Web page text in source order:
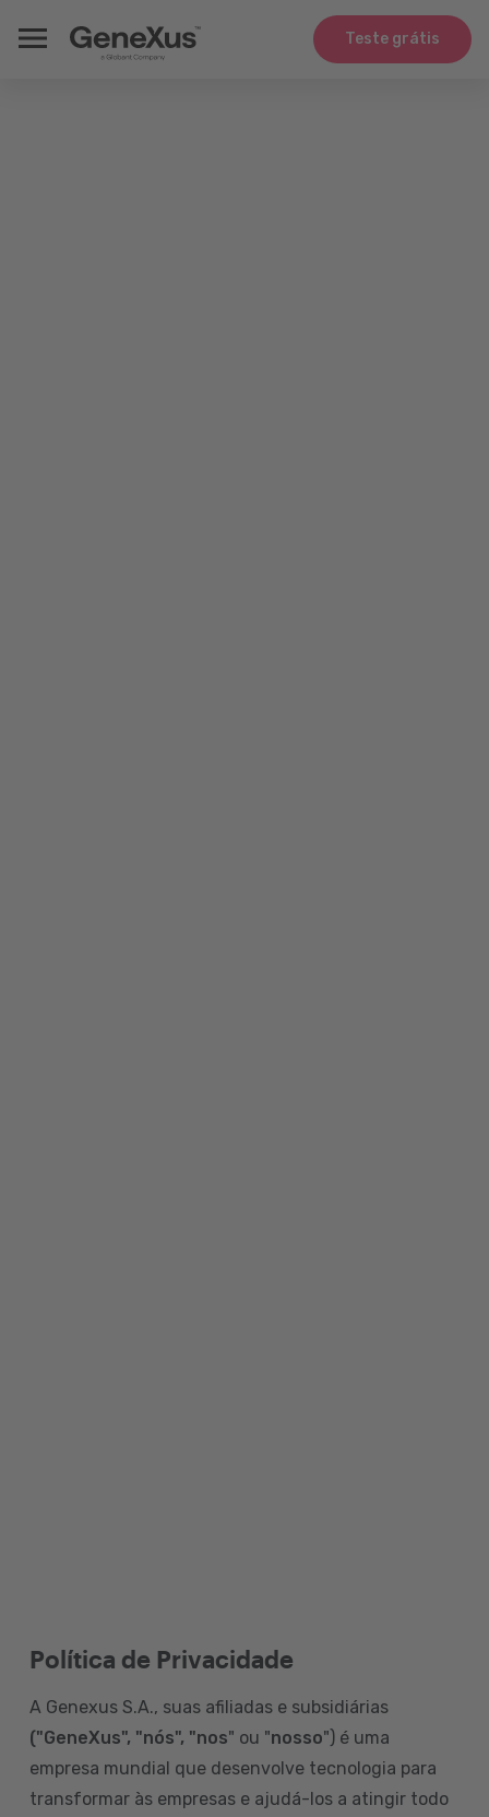
Teste grátis
Política de Privacidade
A Genexus S.A., suas afiliadas e subsidiárias
("GeneXus", "nós", "nos" ou "nosso") é uma
empresa mundial que desenvolve tecnologia para
transformar às empresas e ajudá-los a atingir todo